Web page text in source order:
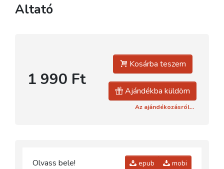
Altató
1 990 Ft
Kosárba teszem
Ajándékba küldöm
Az ajándékozásról...
Olvass bele! epub mobi